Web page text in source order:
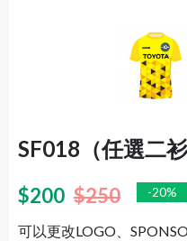
SF018（任選二衫
$250
$200 -20%
可以更改LOGO、